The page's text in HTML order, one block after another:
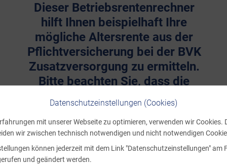
Dieser Betriebsrentenrechner
hilft Ihnen beispielhaft Ihre
mögliche Altersrente aus der
Pflichtversicherung bei der BVK
Zusatzversorgung zu ermitteln.
Bitte beachten Sie, dass die
Berechnung unverbindlich ist
und auf den von Ihnen
eingegebenen Daten beruht und
Sie daraus keine
Rechtsansprüche ableiten
Datenschutzeinstellungen (Cookies)
mit unserer Webseite zu optimieren, verwenden wir Cookies.
wir zwischen technisch notwendigen und nicht notwendigen
können jederzeit mit dem Link "Datenschutzeinstellungen" am
und geändert werden.